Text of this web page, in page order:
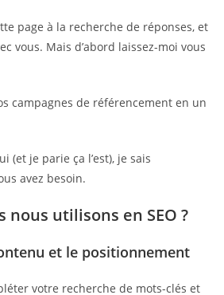
page à la recherche de réponses, et
vous. Mais d’abord laissez-moi vous
campagnes de référencement en un
(et je parie ça l’est), je sais
avez besoin.
nous utilisons en SEO ?
et le positionnement
votre recherche de mots-clés et